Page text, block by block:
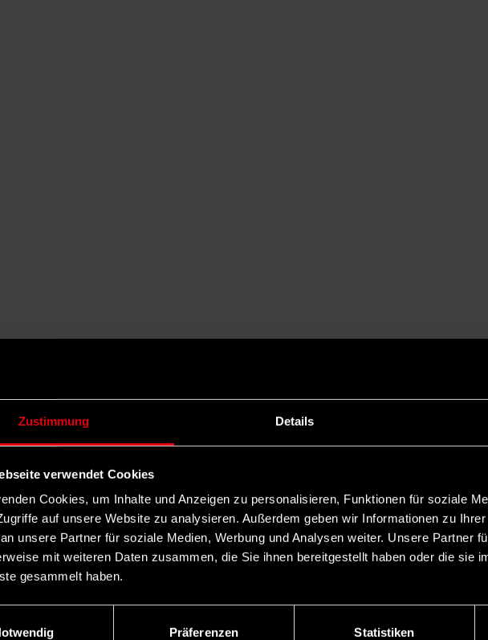
Zustimmung Details
verwendet Cookies
Cookies, um Inhalte und Anzeigen zu personalisieren, Funktionen für soziale
auf unsere Website zu analysieren. Außerdem geben wir Informationen zu
unsere Partner für soziale Medien, Werbung und Analysen weiter. Unsere Partner
mit weiteren Daten zusammen, die Sie ihnen bereitgestellt haben oder die sie
gesammelt haben.
Präferenzen Statistiken